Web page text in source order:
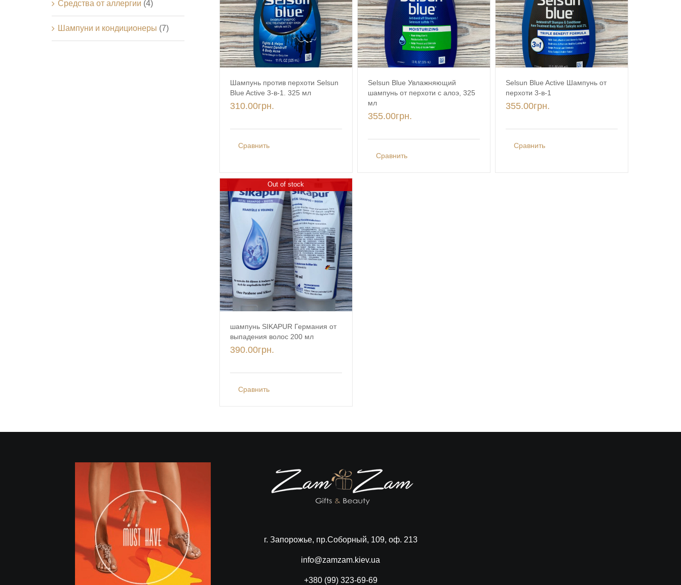
Шампунь против перхоти Selsun
Blue Active 3-в-1. 325 мл
310.00грн.
Сравнить
Selsun Blue Увлажняющий
шампунь от перхоти с алоэ, 325
мл
355.00грн.
Сравнить
Selsun Blue Active Шампунь от
перхоти 3-в-1
355.00грн.
Сравнить
Out of stock
шампунь SIKAPUR Германия от
выпадения волос 200 мл
390.00грн.
Сравнить
Средства от аллергии (4)
Шампуни и кондиционеры (7)
г. Запорожье, пр.Соборный, 109, оф. 213
info@zamzam.kiev.ua
+380 (99) 323-69-69